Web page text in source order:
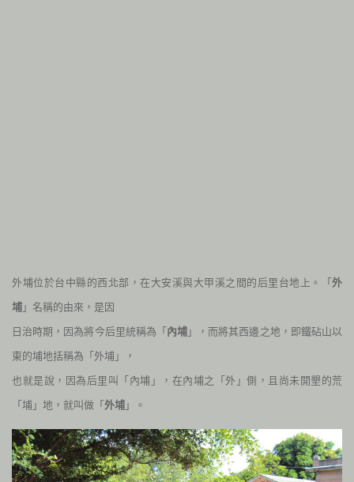
外埔位於台中縣的西北部，在大安溪與大甲溪之間的后里台地上。「 外
埔 」名稱的由來，是因
日治時期，因為將今后里統稱為「 內埔 」，而將其西邊之地，即鐵砧山以
東的埔地括稱為「外埔」，
也就是說，因為后里叫「內埔」，在內埔之「外」側，且尚未開墾的荒
「埔」地，就叫做「 外埔 」。